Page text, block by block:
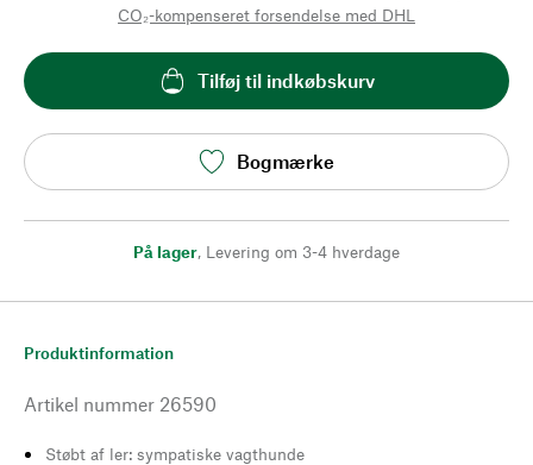
CO₂-kompenseret forsendelse med DHL
Tilføj til indkøbskurv
Bogmærke
På lager, Levering om 3-4 hverdage
Produktinformation
Artikel nummer 26590
Støbt af ler: sympatiske vagthunde